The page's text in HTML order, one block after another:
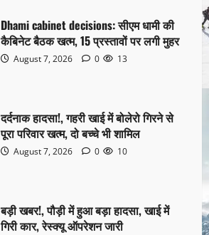
Dhami cabinet decisions: सीएम धामी की
कैबिनेट बैठक खत्म, 15 प्रस्तावों पर लगी मुहर
August 7, 2026 0 13
दर्दनाक हादसा!, गहरी खाई में बोलेरो गिरने से
पूरा परिवार खत्म, दो बच्चे भी शामिल
August 7, 2026 0 10
बड़ी खबर!, पौड़ी में हुआ बड़ा हादसा, खाई में
गिरी कार, रेस्क्यू ऑपरेशन जारी